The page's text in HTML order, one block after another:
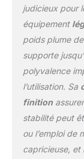
judicieux pour
équipement
poids plume
supporte
polyvalence
l’utilisation. Sa
finition
stabilité peut
ou l’emploi de
capricieuse, et